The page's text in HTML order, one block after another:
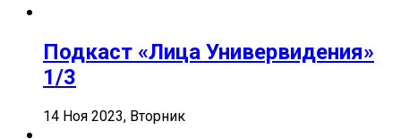
Подкаст «Лица Универвидения»
1/3
14 Ноя 2023, Вторник